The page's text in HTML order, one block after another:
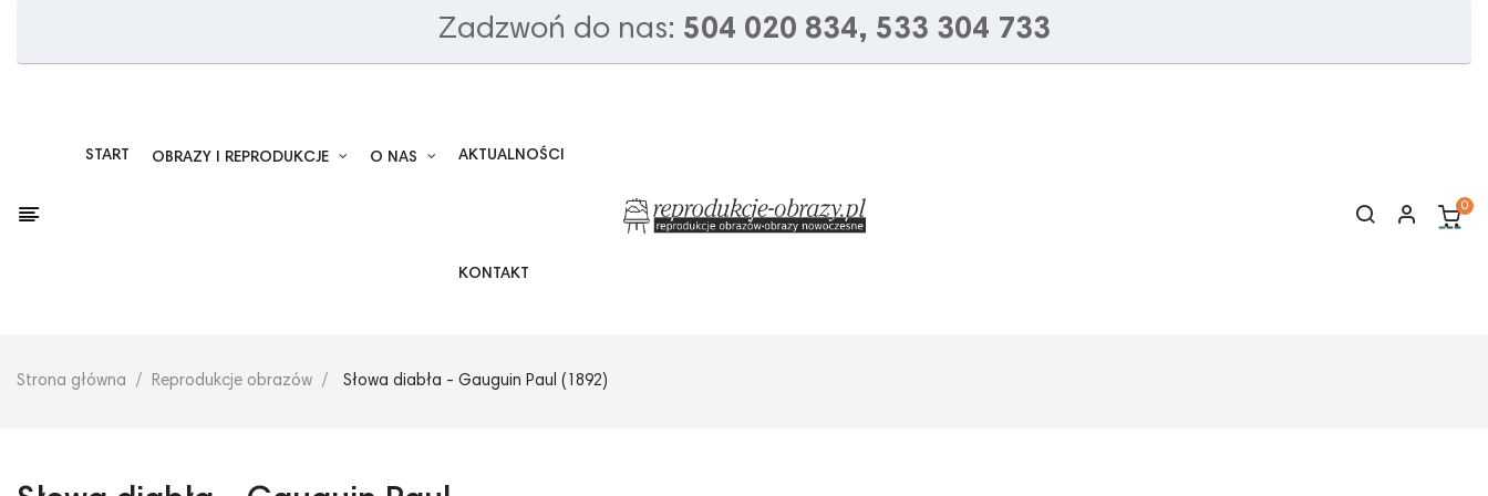
Zadzwoń do nas: 504 020 834, 533 304 733
START OBRAZY I REPRODUKCJE O NAS AKTUALNOŚCI
KONTAKT
0
Strona główna Reprodukcje obrazów Słowa diabła - Gauguin Paul (1892)